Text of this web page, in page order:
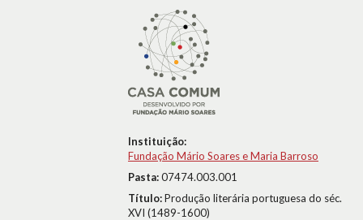
Instituição:
Fundação Mário Soares e Maria Barroso
Pasta:07474.003.001
Título:Produção literária portuguesa do séc.
XVI (1489-1600)